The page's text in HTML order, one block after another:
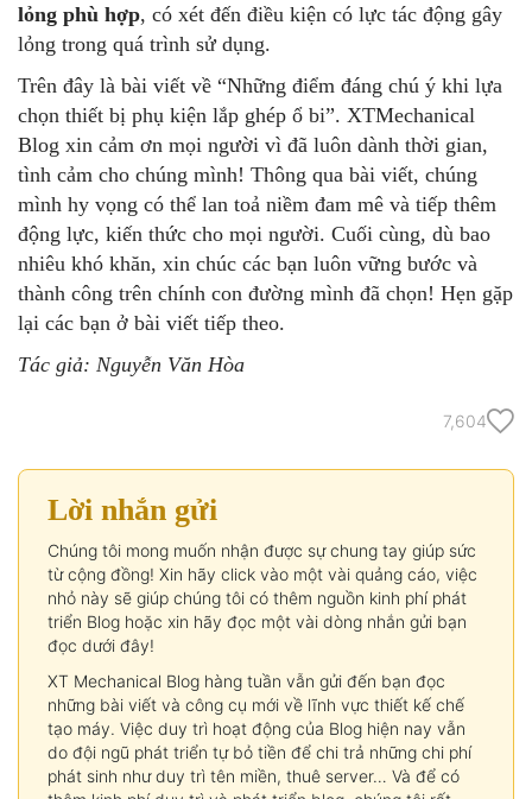
lỏng phù hợp, có xét đến điều kiện có lực tác động gây
lỏng trong quá trình sử dụng.
Trên đây là bài viết về “Những điểm đáng chú ý khi lựa
chọn thiết bị phụ kiện lắp ghép ổ bi”. XTMechanical
Blog xin cảm ơn mọi người vì đã luôn dành thời gian,
tình cảm cho chúng mình! Thông qua bài viết, chúng
mình hy vọng có thể lan toả niềm đam mê và tiếp thêm
động lực, kiến thức cho mọi người. Cuối cùng, dù bao
nhiêu khó khăn, xin chúc các bạn luôn vững bước và
thành công trên chính con đường mình đã chọn! Hẹn gặp
lại các bạn ở bài viết tiếp theo.
Tác giả: Nguyễn Văn Hòa
7,604
Lời nhắn gửi
Chúng tôi mong muốn nhận được sự chung tay giúp sức
từ cộng đồng! Xin hãy click vào một vài quảng cáo, việc
nhỏ này sẽ giúp chúng tôi có thêm nguồn kinh phí phát
triển Blog hoặc xin hãy đọc một vài dòng nhắn gửi bạn
đọc dưới đây!
XT Mechanical Blog hàng tuần vẫn gửi đến bạn đọc
những bài viết và công cụ mới về lĩnh vực thiết kế chế
tạo máy. Việc duy trì hoạt động của Blog hiện nay vẫn
do đội ngũ phát triển tự bỏ tiền để chi trả những chi phí
phát sinh như duy trì tên miền, thuê server… Và để có